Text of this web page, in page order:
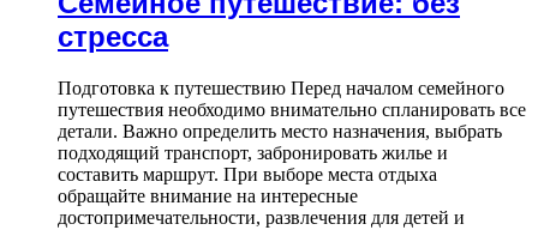
стресса
Подготовка к путешествию Перед началом семейного
путешествия необходимо внимательно спланировать все
детали. Важно определить место назначения, выбрать
подходящий транспорт, забронировать жилье и
составить маршрут. При выборе места отдыха
обращайте внимание на интересные
достопримечательности, развлечения для детей и